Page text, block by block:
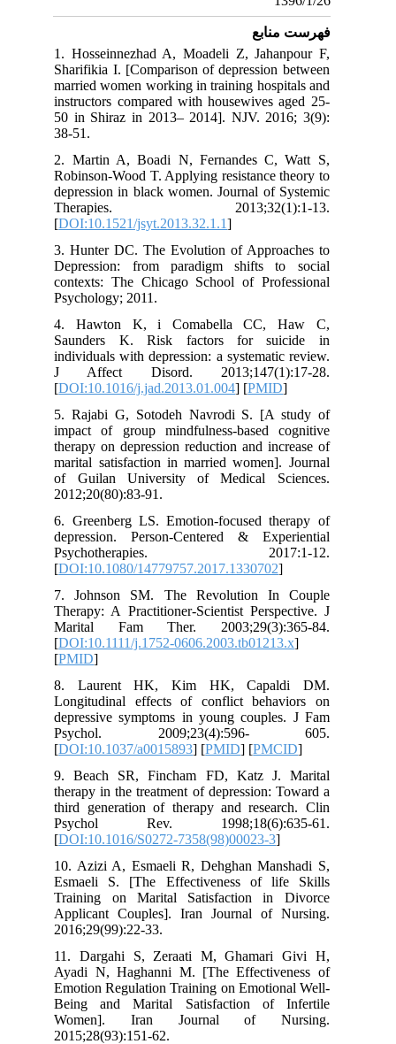
فهرست منابع
1. Hosseinnezhad A, Moadeli Z, Jahanpour F,
Sharifikia I. [Comparison of depression between
married women working in training hospitals and
instructors compared with housewives aged 25-
50 in Shiraz in 2013– 2014]. NJV. 2016; 3(9):
38-51.
2. Martin A, Boadi N, Fernandes C, Watt S,
Robinson-Wood T. Applying resistance theory to
depression in black women. Journal of Systemic
Therapies. 2013;32(1):1-13.
[DOI:10.1521/jsyt.2013.32.1.1
3. Hunter DC. The Evolution of Approaches to
Depression: from paradigm shifts to social
contexts: The Chicago School of Professional
Psychology; 2011.
4. Hawton K, i Comabella CC, Haw C,
Saunders K. Risk factors for suicide in
individuals with depression: a systematic review.
J Affect Disord. 2013;147(1):17-28.
[DOI:10.1016/j.jad.2013.01.004] [PMID
5. Rajabi G, Sotodeh Navrodi S. [A study of
impact of group mindfulness-based cognitive
therapy on depression reduction and increase of
marital satisfaction in married women]. Journal
of Guilan University of Medical Sciences.
2012;20(80):83-91.
6. Greenberg LS. Emotion-focused therapy of
depression. Person-Centered & Experiential
Psychotherapies. 2017:1-12.
[DOI:10.1080/14779757.2017.1330702
7. Johnson SM. The Revolution In Couple
Therapy: A Practitioner‐Scientist Perspective. J
Marital Fam Ther. 2003;29(3):365-84.
[DOI:10.1111/j.1752-0606.2003.tb01213.x
[PMID
8. Laurent HK, Kim HK, Capaldi DM.
Longitudinal effects of conflict behaviors on
depressive symptoms in young couples. J Fam
Psychol. 2009;23(4):596- 605.
[DOI:10.1037/a0015893] [PMID] [PMCID
9. Beach SR, Fincham FD, Katz J. Marital
therapy in the treatment of depression: Toward a
third generation of therapy and research. Clin
Psychol Rev. 1998;18(6):635-61.
[DOI:10.1016/S0272-7358(98)00023-3
10. Azizi A, Esmaeli R, Dehghan Manshadi S,
Esmaeli S. [The Effectiveness of life Skills
Training on Marital Satisfaction in Divorce
Applicant Couples]. Iran Journal of Nursing.
2016;29(99):22-33.
11. Dargahi S, Zeraati M, Ghamari Givi H,
Ayadi N, Haghanni M. [The Effectiveness of
Emotion Regulation Training on Emotional Well-
Being and Marital Satisfaction of Infertile
Women]. Iran Journal of Nursing.
2015;28(93):151-62.